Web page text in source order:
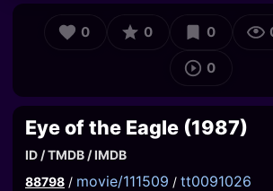
0 0 0
0
Eye of the Eagle (1987)
ID / TMDB / IMDB
88798 / movie/111509 / tt0091026